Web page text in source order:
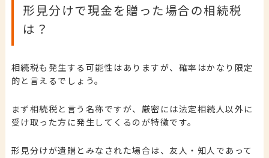
形見分けで現金を贈った場合の相続税
は？
相続税も発生する可能性はありますが、確率はかなり限定
的と言えるでしょう。
まず相続税と言う名称ですが、厳密には法定相続人以外に
受け取った方に発生してくるのが特徴です。
形見分けが遺贈とみなされた場合は、友人・知人であって